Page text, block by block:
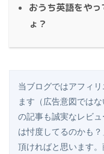
おうち英語をや
ょ？
当ブログではアフィ
ます（広告意図では
の記事も誠実なレビ
は忖度してるのかも
頂ければと思います